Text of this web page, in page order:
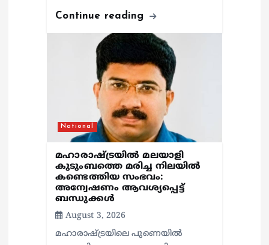
Continue reading
National
മഹാരാഷ്ട്രയിൽ മലയാളി
കുടുംബത്തെ മരിച്ച നിലയിൽ
കണ്ടെത്തിയ സംഭവം:
അന്വേഷണം ആവശ്യപ്പെട്ട്
ബന്ധുക്കൾ
August 3, 2026
മഹാരാഷ്ട്രയിലെ പുണെയിൽ